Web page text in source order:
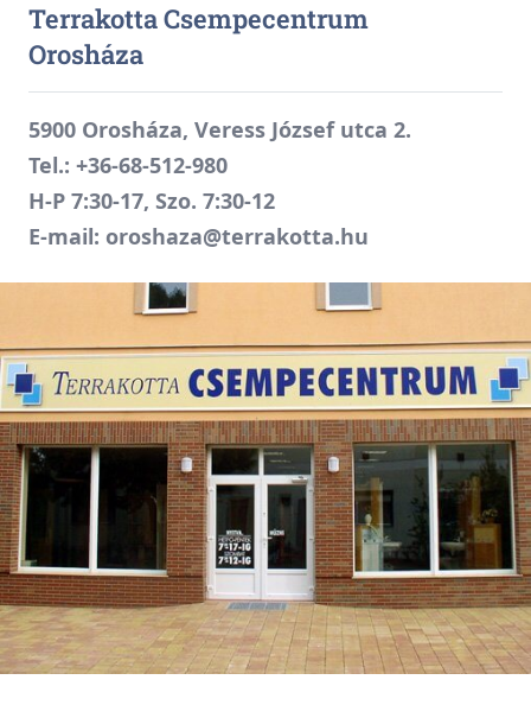
Terrakotta Csempecentrum
Orosháza
5900 Orosháza, Veress József utca 2.
Tel.: +36-68-512-980
H-P 7:30-17, Szo. 7:30-12
E-mail: oroshaza@terrakotta.hu